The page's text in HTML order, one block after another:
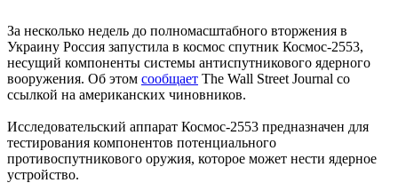
За несколько недель до полномасштабного вторжения в
Украину Россия запустила в космос спутник Космос-2553,
несущий компоненты системы антиспутникового ядерного
вооружения. Об этом сообщает The Wall Street Journal со
ссылкой на американских чиновников.
Исследовательский аппарат Космос-2553 предназначен для
тестирования компонентов потенциального
противоспутникового оружия, которое может нести ядерное
устройство.